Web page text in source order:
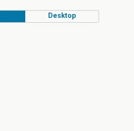
Desktop